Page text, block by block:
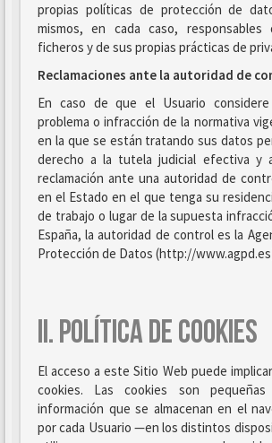
propias políticas de protección de
mismos, en cada caso,
ficheros y de sus propias prácticas de
Reclamaciones ante la autoridad de
En caso de que el Usuario
problema o infracción de la normativa
en la que se están tratando sus datos
derecho a la tutela judicial efectiva y
reclamación ante una autoridad de
en el Estado en el que tenga su
de trabajo o lugar de la supuesta
España, la autoridad de control es la
Protección de Datos (http://
II. POLÍTICA DE COOKIES
El acceso a este Sitio Web puede
cookies. Las cookies son
información que se almacenan en el
por cada Usuario —en los distintos